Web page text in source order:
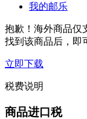
我的邮乐
抱歉！海外商品仅
找到该商品后，即
立即下载
税费说明
商品进口税